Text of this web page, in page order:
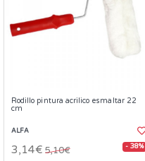
Rodillo pintura acrilico esmaltar 22
cm
ALFA
3,14€ 5,10€ - 38%